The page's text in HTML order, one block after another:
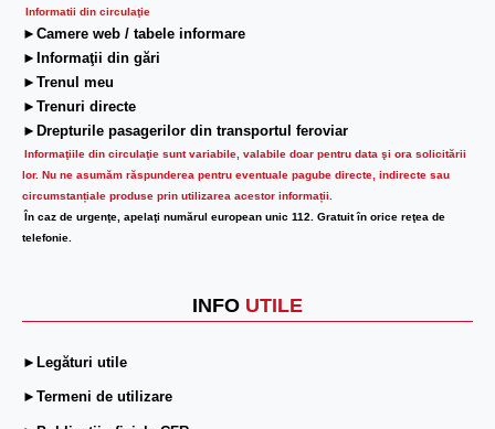
Informatii din circulaţie
►Camere web / tabele informare
►Informaţii din gări
►Trenul meu
►Trenuri directe
►Drepturile pasagerilor din transportul feroviar
Informaţiile din circulaţie sunt variabile, valabile doar pentru data şi ora solicitării
lor. Nu ne asumăm răspunderea pentru eventuale pagube directe, indirecte sau
circumstanțiale produse prin utilizarea acestor informații.
În caz de urgenţe, apelaţi numărul european unic 112. Gratuit în orice reţea de
telefonie.
INFO UTILE
►Legături utile
►Termeni de utilizare